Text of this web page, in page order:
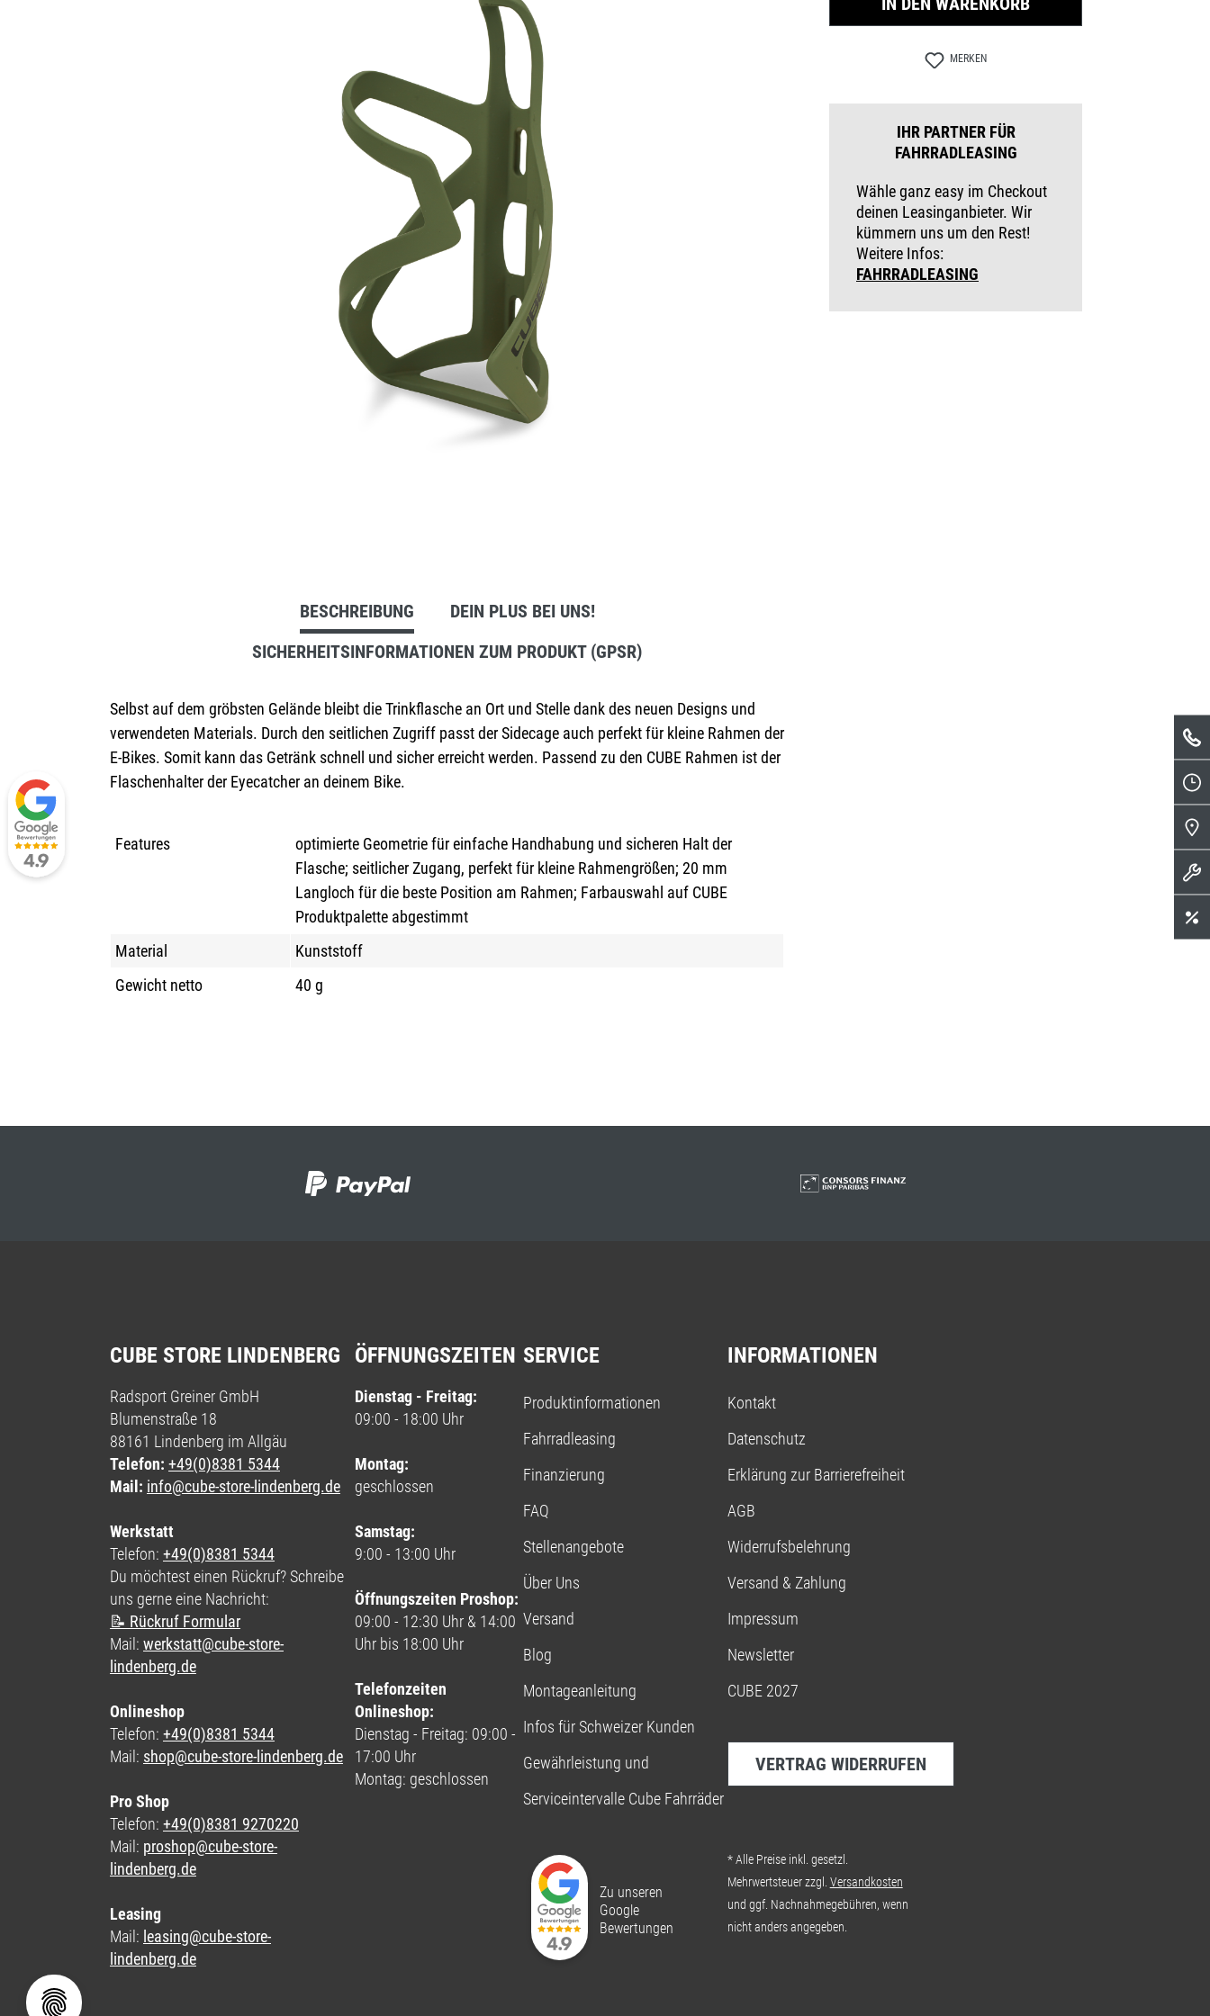
Kinderfahrrad
MERKEN
IHR PARTNER FÜR
FAHRRADLEASING
Wähle ganz easy im Checkout
deinen Leasinganbieter. Wir
kümmern uns um den Rest!
Weitere Infos:
FAHRRADLEASING
BESCHREIBUNG
DEIN PLUS BEI UNS!
SICHERHEITSINFORMATIONEN ZUM PRODUKT (GPSR)
Selbst auf dem gröbsten Gelände bleibt die Trinkflasche an Ort und Stelle dank des neuen Designs und
verwendeten Materials. Durch den seitlichen Zugriff passt der Sidecage auch perfekt für kleine Rahmen der
E-Bikes. Somit kann das Getränk schnell und sicher erreicht werden. Passend zu den CUBE Rahmen ist der
Flaschenhalter der Eyecatcher an deinem Bike.
Features
optimierte Geometrie für einfache Handhabung und sicheren Halt der
Flasche; seitlicher Zugang, perfekt für kleine Rahmengrößen; 20 mm
Langloch für die beste Position am Rahmen; Farbauswahl auf CUBE
Produktpalette abgestimmt
Material
Kunststoff
Gewicht netto
40 g
CUBE STORE LINDENBERG
Radsport Greiner GmbH
Blumenstraße 18
88161 Lindenberg im Allgäu
Telefon: +49(0)8381 5344
Mail: info@cube-store-lindenberg.de
Werkstatt
Telefon: +49(0)8381 5344
Du möchtest einen Rückruf? Schreibe
uns gerne eine Nachricht:
📝 Rückruf Formular
Mail: werkstatt@cube-store-
lindenberg.de
Onlineshop
Telefon: +49(0)8381 5344
Mail: shop@cube-store-lindenberg.de
Pro Shop
Telefon: +49(0)8381 9270220
Mail: proshop@cube-store-
lindenberg.de
Leasing
Mail: leasing@cube-store-
lindenberg.de
ÖFFNUNGSZEITEN
Dienstag - Freitag:
09:00 - 18:00 Uhr
Montag:
geschlossen
Samstag:
9:00 - 13:00 Uhr
Öffnungszeiten Proshop:
09:00 - 12:30 Uhr & 14:00
Uhr bis 18:00 Uhr
Telefonzeiten
Onlineshop:
Dienstag - Freitag: 09:00 -
17:00 Uhr
Montag: geschlossen
SERVICE
Produktinformationen
Fahrradleasing
Finanzierung
FAQ
Stellenangebote
Über Uns
Versand
Blog
Montageanleitung
Infos für Schweizer Kunden
Gewährleistung und
Serviceintervalle Cube Fahrräder
Zu unseren
Google
Bewertungen
INFORMATIONEN
Kontakt
Datenschutz
Erklärung zur Barrierefreiheit
AGB
Widerrufsbelehrung
Versand & Zahlung
Impressum
Newsletter
CUBE 2027
VERTRAG WIDERRUFEN
* Alle Preise inkl. gesetzl.
Mehrwertsteuer zzgl. Versandkosten
und ggf. Nachnahmegebühren, wenn
nicht anders angegeben.